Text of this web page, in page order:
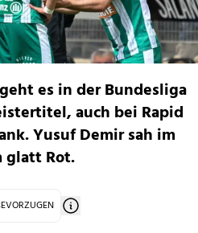
es in der Bundesliga
auch bei Rapid
Yusuf Demir sah im
glatt Rot.